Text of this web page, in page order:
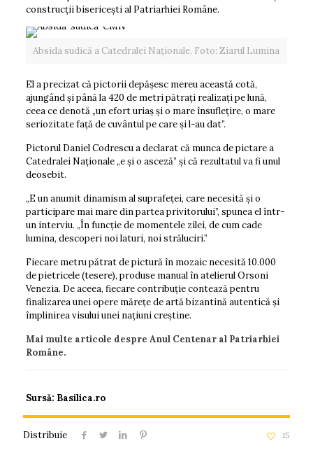
construcții bisericești al Patriarhiei Române.
Absida sudică a Catedralei Naționale. Foto: Ziarul Lumina
El a precizat că pictorii depășesc mereu această cotă,
ajungând și până la 420 de metri pătrați realizați pe lună,
ceea ce denotă „un efort uriaș și o mare însuflețire, o mare
seriozitate față de cuvântul pe care și l-au dat”.
Pictorul Daniel Codrescu a declarat că munca de pictare a
Catedralei Naționale „e și o asceză” și că rezultatul va fi unul
deosebit.
„E un anumit dinamism al suprafeței, care necesită și o
participare mai mare din partea privitorului”, spunea el într-
un interviu. „În funcție de momentele zilei, de cum cade
lumina, descoperi noi laturi, noi străluciri.”
Fiecare metru pătrat de pictură în mozaic necesită 10.000
de pietricele (tesere), produse manual în atelierul Orsoni
Venezia. De aceea, fiecare contribuție contează pentru
finalizarea unei opere mărețe de artă bizantină autentică și
împlinirea visului unei națiuni creștine.
Mai multe articole despre Anul Centenar al Patriarhiei
Române.
Sursă: Basilica.ro
Distribuie 15